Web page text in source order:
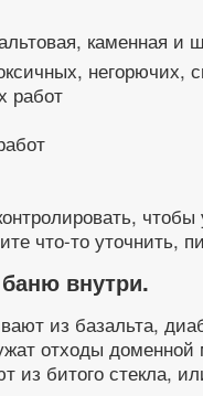
каменная и
что-то уточнить,
внутри.
из базальта,
отходы доменной
битого стекла,